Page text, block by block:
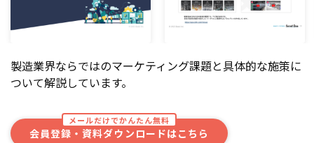
製造業界ならではのマーケティング課題と具体的な施策に
ついて解説しています。
メールだけでかんたん無料
会員登録・資料ダウンロードはこちら